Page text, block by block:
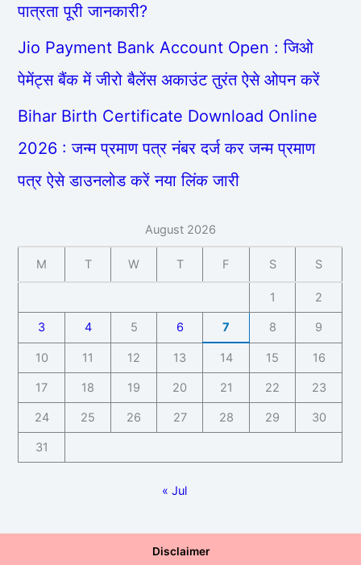
पात्रता पूरी जानकारी?
Jio Payment Bank Account Open : जिओ
पेमेंट्स बैंक में जीरो बैलेंस अकाउंट तुरंत ऐसे ओपन करें
Bihar Birth Certificate Download Online
2026 : जन्म प्रमाण पत्र नंबर दर्ज कर जन्म प्रमाण
पत्र ऐसे डाउनलोड करें नया लिंक जारी
August 2026
M T W T F S S
1 2
3 4 5 6 7 8 9
10 11 12 13 14 15 16
17 18 19 20 21 22 23
24 25 26 27 28 29 30
31
« Jul
Disclaimer